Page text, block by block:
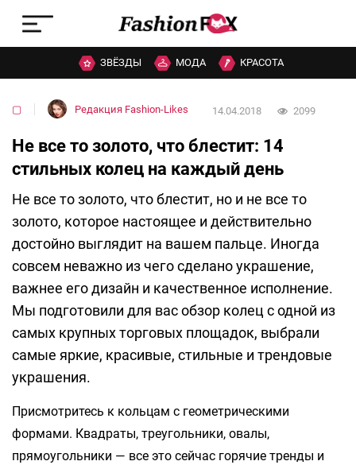
ЗВЁЗДЫ МОДА КРАСОТА
▢ Редакция Fashion-Likes 14.04.2018 2099
Не все то золото, что блестит: 14
стильных колец на каждый день
Не все то золото, что блестит, но и не все то
золото, которое настоящее и действительно
достойно выглядит на вашем пальце. Иногда
совсем неважно из чего сделано украшение,
важнее его дизайн и качественное исполнение.
Мы подготовили для вас обзор колец с одной из
самых крупных торговых площадок, выбрали
самые яркие, красивые, стильные и трендовые
украшения.
Присмотритесь к кольцам с геометрическими
формами. Квадраты, треугольники, овалы,
прямоугольники — все это сейчас горячие тренды и